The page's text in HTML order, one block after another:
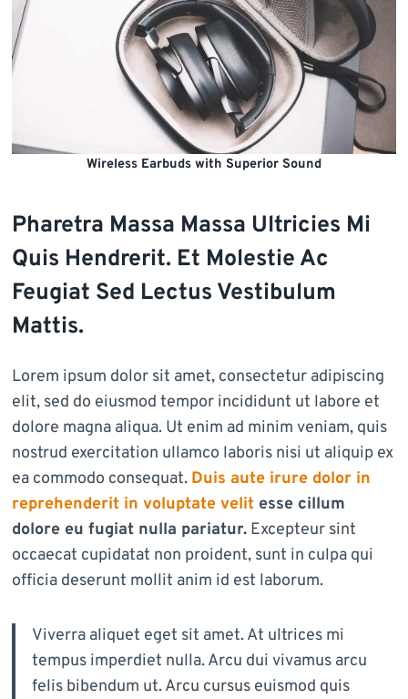
Wireless Earbuds with Superior Sound
Pharetra Massa Massa Ultricies Mi
Quis Hendrerit. Et Molestie Ac
Feugiat Sed Lectus Vestibulum
Mattis.
Lorem ipsum dolor sit amet, consectetur adipiscing
elit, sed do eiusmod tempor incididunt ut labore et
dolore magna aliqua. Ut enim ad minim veniam, quis
nostrud exercitation ullamco laboris nisi ut aliquip ex
ea commodo consequat. Duis aute irure dolor in
reprehenderit in voluptate velitesse cillum
dolore eu fugiat nulla pariatur.Excepteur sint
occaecat cupidatat non proident, sunt in culpa qui
officia deserunt mollit anim id est laborum.
Viverra aliquet eget sit amet. At ultrices mi
tempus imperdiet nulla. Arcu dui vivamus arcu
felis bibendum ut. Arcu cursus euismod quis